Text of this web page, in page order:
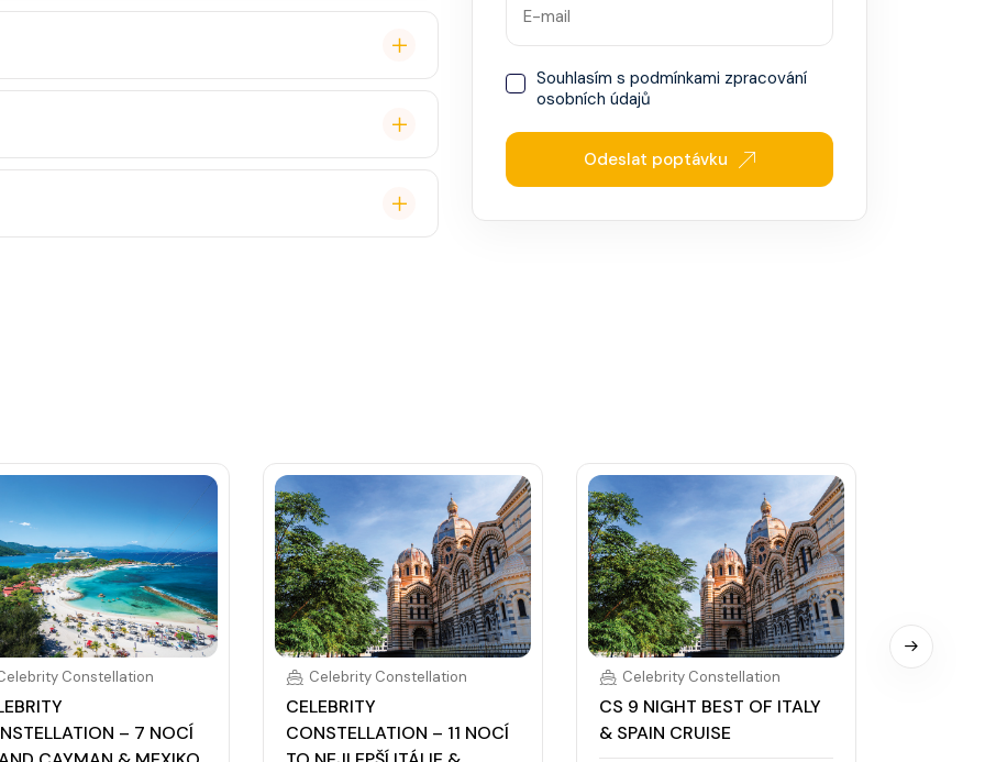
Souhlasím spodmínkami zpracování
osobních údajů
Odeslat poptávku
Constellation
– 7 NOCÍ
Celebrity Constellation
CELEBRITY
CONSTELLATION – 11 NOCÍ
Celebrity Constellation
CS 9 NIGHT BEST OF ITALY
& SPAIN CRUISE